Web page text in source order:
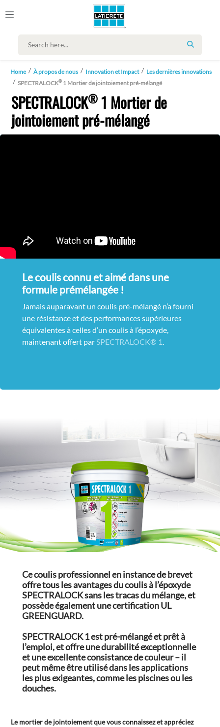
SEARCH
Home À propos de nous Innovation et Impact
Les dernières innovations
SPECTRALOCK® 1 Mortier de jointoiement pré-mélangé
SPECTRALOCK® 1 Mortier de
jointoiement pré-mélangé
Le coulis connu et aimé dans une
formule prémélangée !
Jamais auparavant un coulis pré-mélangé n’a fourni
une résistance et des performances supérieures
équivalentes à celles d’un coulis à l’époxyde,
maintenant offert parSPECTRALOCK® 1.
Ce coulis professionnel en instance de brevet
offre tous les avantages du coulis à l’époxyde
SPECTRALOCK sans les tracas du mélange, et
possède également une certification UL
GREENGUARD.
SPECTRALOCK 1 est pré-mélangé et prêt à
l’emploi, et offre une durabilité exceptionnelle
et une excellente consistance de couleur – il
peut même être utilisé dans les applications
les plus exigeantes, comme les piscines ou les
douches.
Le mortier de jointoiement que vous connaissez et appréciez